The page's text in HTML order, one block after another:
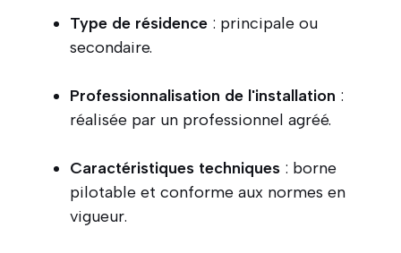
Type de résidence : principale ou
secondaire.
Professionnalisation de l'installation :
réalisée par un professionnel agréé.
Caractéristiques techniques : borne
pilotable et conforme aux normes en
vigueur.